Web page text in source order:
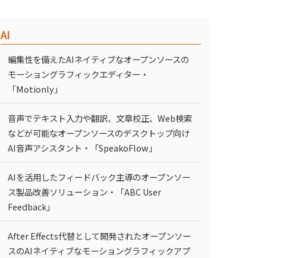
AI
編集性を備えたAIネイティブなオープンソースの
モーショングラフィックエディター・
「Motionly」
音声でテキスト入力や翻訳、文章校正、Web検索
などが可能なオープンソースのデスクトップ向け
AI音声アシスタント・「SpeakoFlow」
AIを活用したフィードバック主導のオープンソー
ス製品改善ソリューション・「ABC User
Feedback」
After Effects代替として開発されたオープンソー
スのAIネイティブなモーショングラフィックアプ